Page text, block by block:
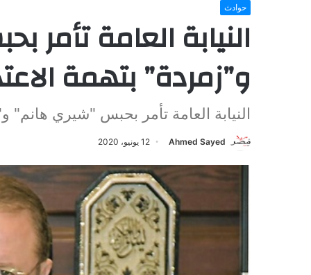
حوادث
النيابة العامة
و”زمردة” بتهمة
النيابة العامة تأمر بحبس "شيري هانم"
Ahmed Sayed 12 يونيو، 2020